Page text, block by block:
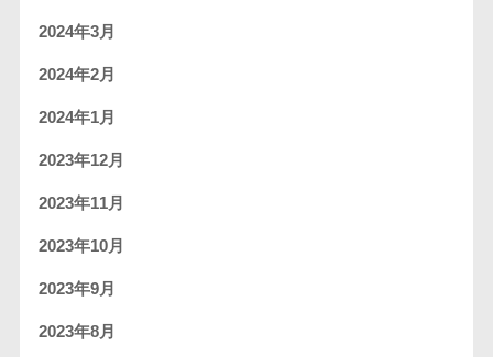
2024年3月
2024年2月
2024年1月
2023年12月
2023年11月
2023年10月
2023年9月
2023年8月